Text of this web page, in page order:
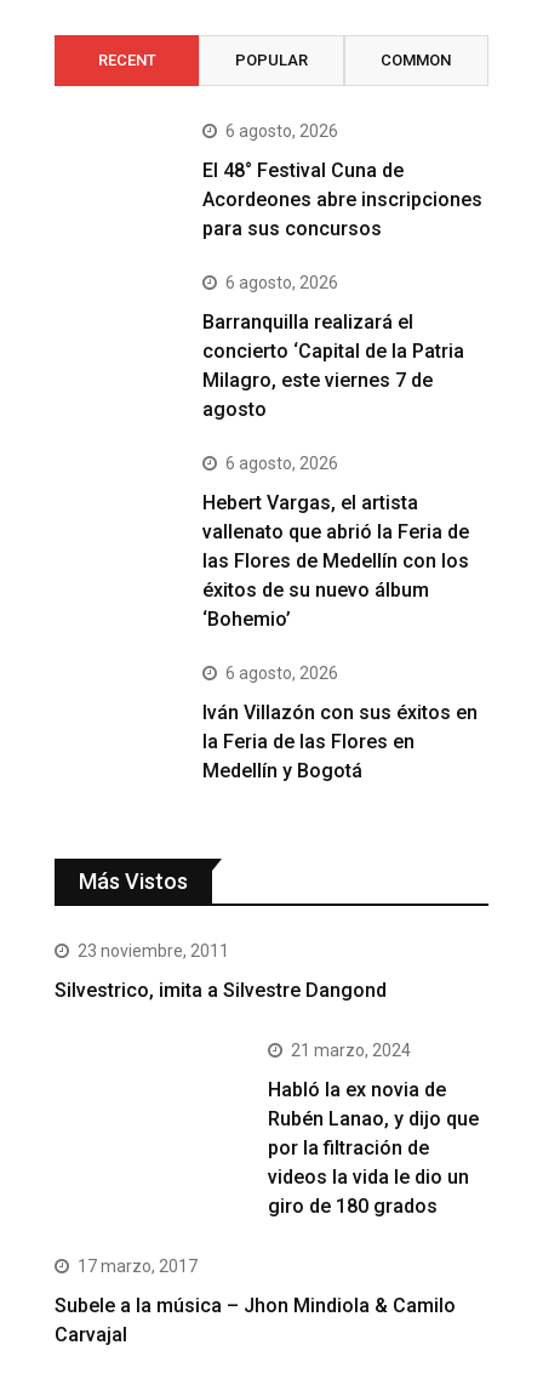
RECENT POPULAR COMMON
6 agosto, 2026
El 48° Festival Cuna de
Acordeones abre inscripciones
para sus concursos
6 agosto, 2026
Barranquilla realizará el
concierto ‘Capital de la Patria
Milagro, este viernes 7 de
agosto
6 agosto, 2026
Hebert Vargas, el artista
vallenato que abrió la Feria de
las Flores de Medellín con los
éxitos de su nuevo álbum
‘Bohemio’
6 agosto, 2026
Iván Villazón con sus éxitos en
la Feria de las Flores en
Medellín y Bogotá
Más Vistos
23 noviembre, 2011
Silvestrico, imita a Silvestre Dangond
21 marzo, 2024
Habló la ex novia de
Rubén Lanao, y dijo que
por la filtración de
videos la vida le dio un
giro de 180 grados
17 marzo, 2017
Subele a la música – Jhon Mindiola & Camilo
Carvajal